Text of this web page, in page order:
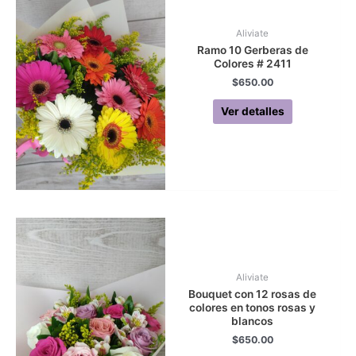
Aliviate
Ramo 10 Gerberas de
Colores # 2411
$650.00
Ver detalles
Aliviate
Bouquet con 12 rosas de
colores en tonos rosas y
blancos
$650.00